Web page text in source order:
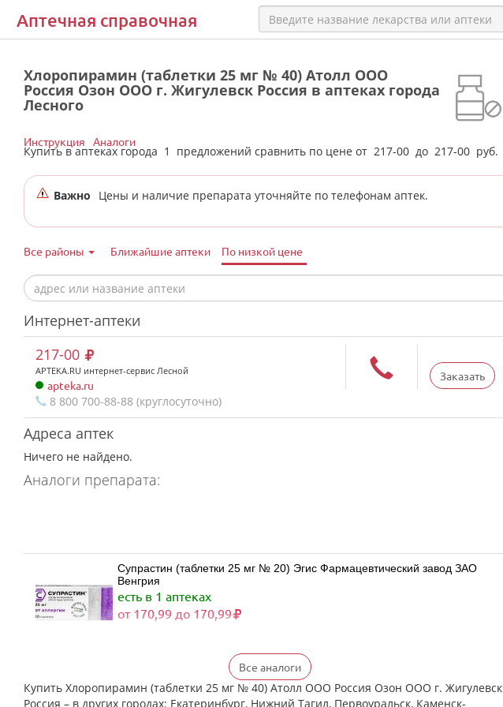
Аптечная справочная
Хлоропирамин (таблетки 25 мг № 40) Атолл ООО
Россия Озон ООО г. Жигулевск Россия в аптеках города
Лесного
Купить в аптеках города 1 предложений сравнить по цене от 217-00 до 217-00 руб.
Инструкция Аналоги
Важно Цены и наличие препарата уточняйте по телефонам аптек.
Все районы Ближайшие аптеки По низкой цене
Интернет-аптеки
Заказать
217-00
APTEKA.RU интернет-сервис Лесной
apteka.ru
8 800 700-88-88 (круглосуточно)
Адреса аптек
Ничего не найдено.
Аналоги препарата:
Супрастин (таблетки 25 мг № 20) Эгис Фармацевтический завод ЗАО
Венгрия
есть в 1 аптеках
от 170,99 до 170,99
Хлоропирамин (таблетки 25 мг № 20) Атолл ООО Россия Озон ООО г.
Жигулевск Россия
есть в 1 аптеках
Все аналоги
Купить Хлоропирамин (таблетки 25 мг № 40) Атолл ООО Россия Озон ООО г. Жигулевск
Россия – в других городах: Екатеринбург, Нижний Тагил, Первоуральск, Каменск-